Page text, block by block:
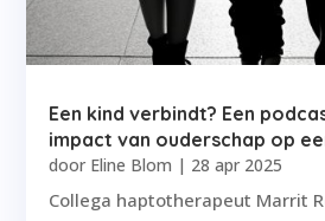
Een kind verbindt? Een
impact van ouderschap op
door Eline Blom | 28 apr 2025
Collega haptotherapeut Marrit